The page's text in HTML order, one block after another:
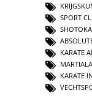
SPORT
KARATE
KARATE